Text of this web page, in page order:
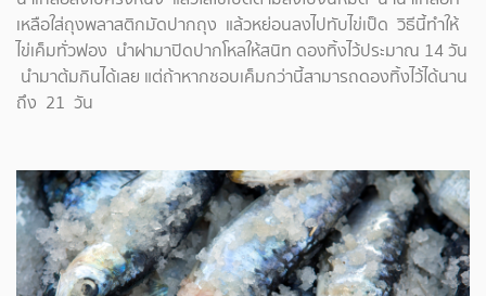
เหลือใส่ถุงพลาสติกมัดปากถุง แล้วหย่อนลงไปทับไข่เป็ด วิธีนี้ทำให้
ไข่เค็มทั่วฟอง นำฝามาปิดปากโหลให้สนิท ดองทิ้งไว้ประมาณ 14 วัน
นำมาต้มกินได้เลย แต่ถ้าหากชอบเค็มกว่านี้สามารถดองทิ้งไว้ได้นาน
ถึง 21 วัน